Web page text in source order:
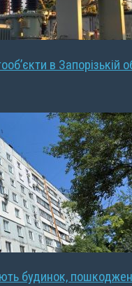
в Запорізькій
будинок,